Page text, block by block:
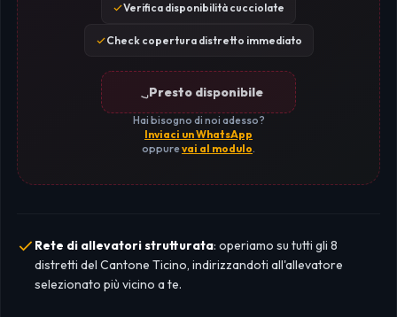
Verifica disponibilità cucciolate
Check copertura distretto immediato
Presto disponibile
Hai bisogno di noi adesso?
Inviaci un WhatsApp
oppurevai al modulo.
Rete di allevatori strutturata: operiamo su tutti gli 8
distretti del Cantone Ticino, indirizzandoti all'allevatore
selezionato più vicino a te.